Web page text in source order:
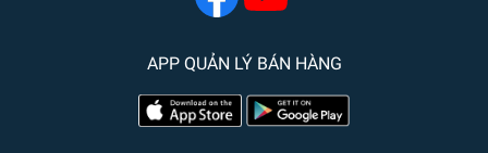
APP QUẢN LÝ BÁN HÀNG